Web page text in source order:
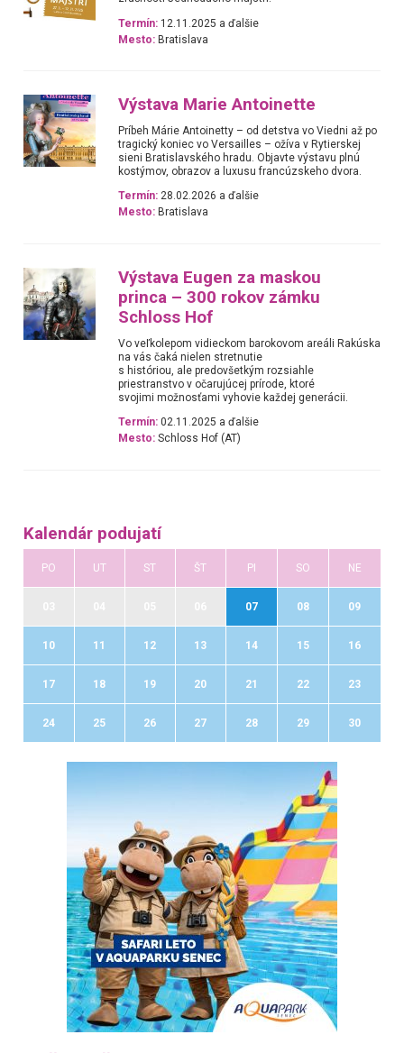
Termín: 12.11.2025 a ďalšie
Mesto: Bratislava
Výstava Marie Antoinette
Príbeh Márie Antoinetty – od detstva vo Viedni až po
tragický koniec vo Versailles – ožíva v Rytierskej
sieni Bratislavského hradu. Objavte výstavu plnú
kostýmov, obrazov a luxusu francúzskeho dvora.
Termín: 28.02.2026 a ďalšie
Mesto: Bratislava
Výstava Eugen za maskou
princa – 300 rokov zámku
Schloss Hof
Vo veľkolepom vidieckom barokovom areáli Rakúska
na vás čaká nielen stretnutie
s históriou, ale predovšetkým rozsiahle
priestranstvo v očarujúcej prírode, ktoré
svojimi možnosťami vyhovie každej generácii.
Termín: 02.11.2025 a ďalšie
Mesto: Schloss Hof (AT)
Kalendár podujatí
PO UT ST ŠT PI SO NE
07 08 09
10 11 12 13 14 15 16
17 18 19 20 21 22 23
24 25 26 27 28 29 30